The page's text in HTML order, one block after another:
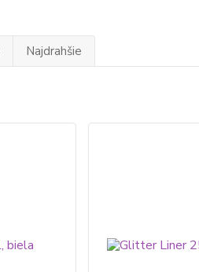
Najdrahšie